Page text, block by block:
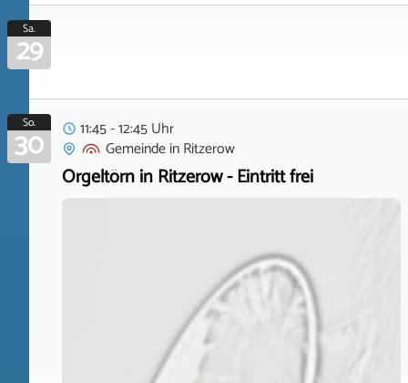
Sa.
29
So.
30
11:45 - 12:45 Uhr
GemeindeinRitzerow
Orgeltörn in Ritzerow - Eintritt frei